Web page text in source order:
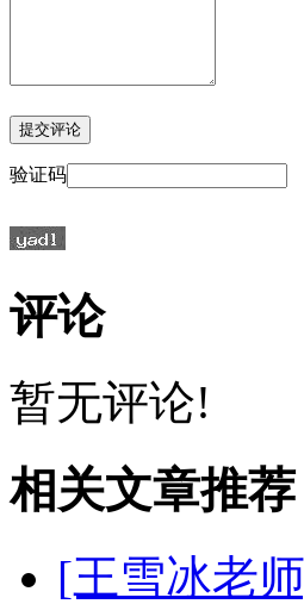
验证码
评论
暂无评论!
相关文章推荐
[王雪冰老